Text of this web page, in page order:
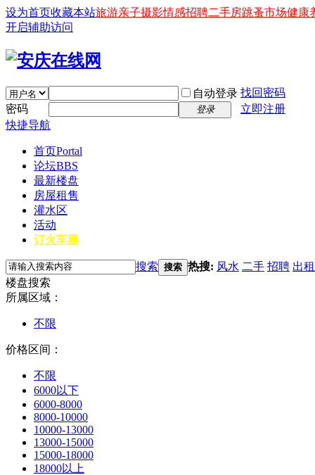
设为首页收藏本站旅游亲子摄影情感招聘二手房跳蚤市场健康
开启辅助访问
自动登录 找回密码
密码
登录
立即注册
快捷导航
首页Portal
论坛BBS
最新楼盘
房屋租售
灌水区
活动
订火车票
搜索 搜索 热搜: 风水 二手 招聘 出租
楼盘搜索
所属区域：
不限
价格区间：
不限
6000以下
6000-8000
8000-10000
10000-13000
13000-15000
15000-18000
18000以上